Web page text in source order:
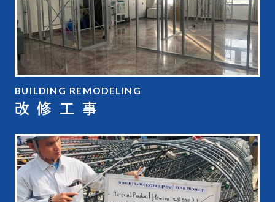
BUILDING REMODELING
改 修 工 事